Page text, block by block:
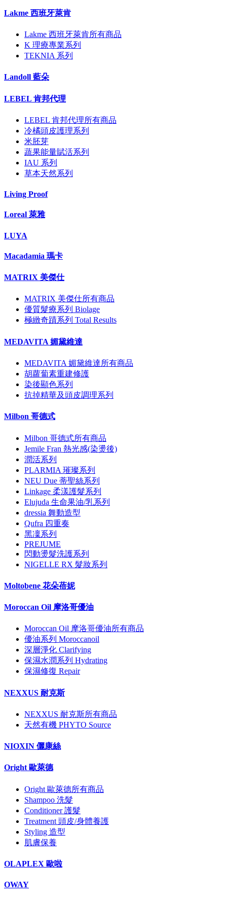
Lakme 西班牙萊肯
Lakme 西班牙萊肯所有商品
K 理療專業系列
TEKNIA 系列
Landoll 藍朵
LEBEL 肯邦代理
LEBEL 肯邦代理所有商品
冷橘頭皮護理系列
米胚芽
蔬果能量賦活系列
IAU 系列
草本天然系列
Living Proof
Loreal 萊雅
LUYA
Macadamia 瑪卡
MATRIX 美傑仕
MATRIX 美傑仕所有商品
優質髮療系列 Biolage
極緻奇蹟系列 Total Results
MEDAVITA 媚黛維達
MEDAVITA 媚黛維達所有商品
胡蘿蔔素重建修護
染後顯色系列
抗掉精華及頭皮調理系列
Milbon 哥德式
Milbon 哥德式所有商品
Jemile Fran 熱光感(染燙後)
潤活系列
PLARMIA 璀璨系列
NEU Due 蒂聖絲系列
Linkage 柔漾護髮系列
Elujuda 生命果油/乳系列
dressia 舞動造型
Qufra 四重奏
黑凜系列
PREJUME
閃動燙髮洗護系列
NIGELLE RX 髮妝系列
Moltobene 花朵蓓妮
Moroccan Oil 摩洛哥優油
Moroccan Oil 摩洛哥優油所有商品
優油系列 Moroccanoil
深層淨化 Clarifying
保濕水潤系列 Hydrating
保濕修復 Repair
NEXXUS 耐克斯
NEXXUS 耐克斯所有商品
天然有機 PHYTO Source
NIOXIN 儷康絲
Oright 歐萊德
Oright 歐萊德所有商品
Shampoo 洗髮
Conditioner 護髮
Treatment 頭皮/身體養護
Styling 造型
肌膚保養
OLAPLEX 歐啦
OWAY